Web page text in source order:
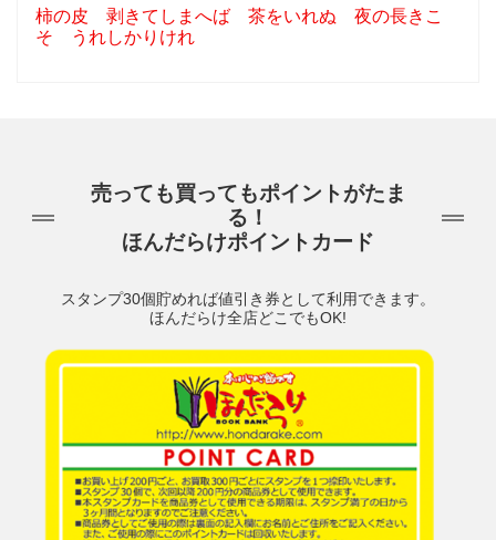
柿の皮 剥きてしまへば 茶をいれぬ 夜の長きこ
そ うれしかりけれ
売っても買ってもポイントがたま
る！
ほんだらけポイントカード
スタンプ30個貯めれば値引き券として利用できます。
ほんだらけ全店どこでもOK!